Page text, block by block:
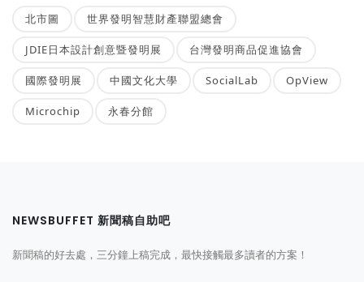
北市圖 世界發明智慧財產聯盟總會
JDIE日本設計創意暨發明展 台灣發明商品促進協會
國際發明展 中國文化大學 SocialLab OpView
Microchip 永春分館
NEWSBUFFET 新聞稿自助吧
新聞稿的好去處，三分鐘上稿完成，最快接觸最多讀者的方案！